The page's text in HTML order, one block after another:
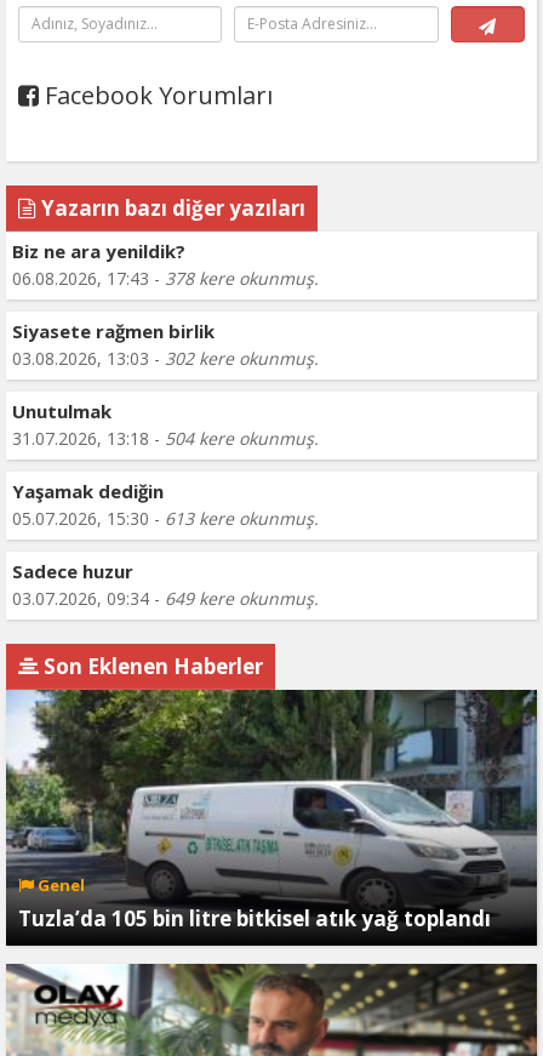
Facebook Yorumları
Yazarın bazı diğer yazıları
Biz ne ara yenildik?
06.08.2026, 17:43 - 378 kere okunmuş.
Siyasete rağmen birlik
03.08.2026, 13:03 - 302 kere okunmuş.
Unutulmak
31.07.2026, 13:18 - 504 kere okunmuş.
Yaşamak dediğin
05.07.2026, 15:30 - 613 kere okunmuş.
Sadece huzur
03.07.2026, 09:34 - 649 kere okunmuş.
Son Eklenen Haberler
Genel
Tuzla’da 105 bin litre bitkisel atık yağ toplandı